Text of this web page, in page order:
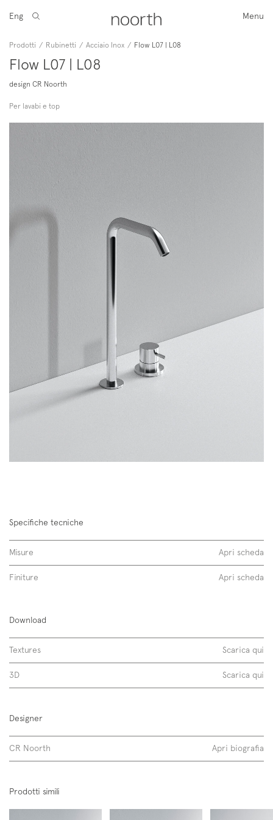
Menu
Eng
Prodotti / Rubinetti / Acciaio Inox / Flow L07 | L08
Flow L07 | L08
design CR Noorth
Per lavabi e top
Specifiche tecniche
Misure Apri scheda
Finiture Apri scheda
metalli inox
Download
Textures Scarica qui
3D Scarica qui
Designer
CR Noorth Apri biografia
Prodotti simili